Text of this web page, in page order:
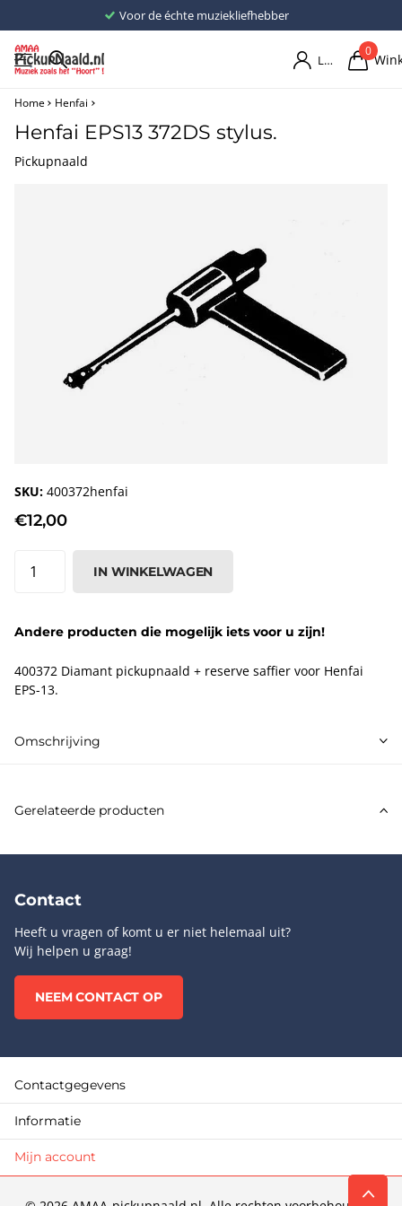
Voor de échte muziekliefhebber
Login
0
Home Henfai
Henfai EPS13 372DS stylus.
Pickupnaald
SKU: 400372henfai
€12,00
IN WINKELWAGEN
Andere producten die mogelijk iets voor u zijn!
400372 Diamant pickupnaald + reserve saffier voor Henfai
EPS-13.
Omschrijving
Gerelateerde producten
Contact
Heeft u vragen of komt u er niet helemaal uit?
Wij helpen u graag!
NEEM CONTACT OP
Contactgegevens
Informatie
Mijn account